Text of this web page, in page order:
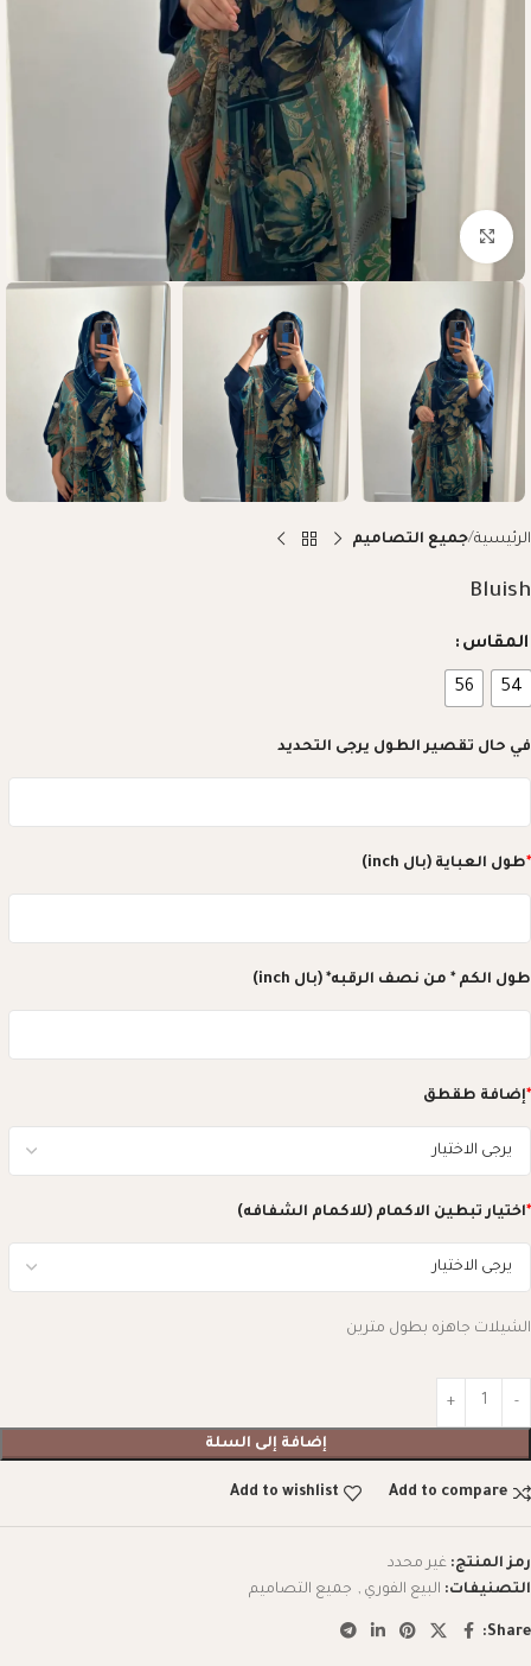
Click to enlarge
الرئيسية جميع التصاميم
Bluish
المقاس
54
56
في حال تقصير الطول يرجى التحديد
*طول العباية (بال inch)
طول الكم * من نصف الرقبه* (بال inch)
*إضافة طقطق
*اختيار تبطين الاكمام (للاكمام الشفافه)
الشيلات جاهزه بطول مترين
إضافة إلى السلة
Add to compare
Add to wishlist
رمز المنتج: غير محدد
التصنيفات: البيع الفوري , جميع التصاميم
Share: